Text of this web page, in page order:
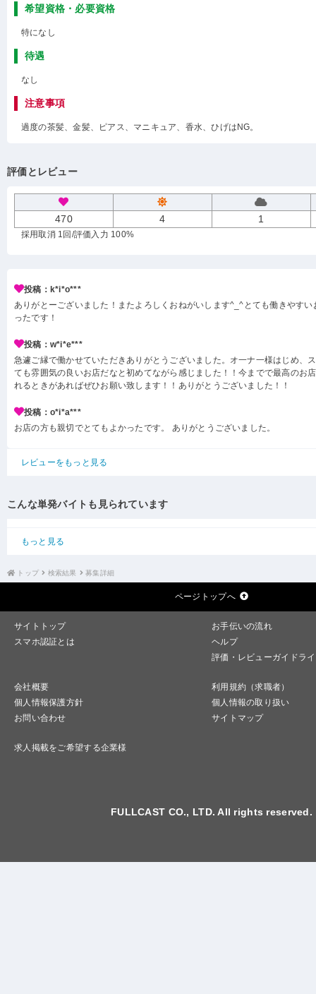
希望資格・必要資格
特になし
待遇
なし
注意事項
過度の茶髪、金髪、ピアス、マニキュア、香水、ひげはNG。
評価とレビュー
470 4 1
採用取消 1回 /評価入力 100%
投稿：k*i*o***
ありがとーございました！またよろしくおねがいします^_^とても働きやす
ったです！
投稿：w*i*e***
急遽ご縁で働かせていただきありがとうございました。オ一ナ一様はじめ、
ても雰囲気の良いお店だなと初めてながら感じました！！今までで最高のお
れるときがあればぜひお願い致します！！ありがとうございました！！
投稿：o*i*a***
お店の方も親切でとてもよかったです。 ありがとうございました。
レビューをもっと見る
こんな単発バイトも見られています
もっと見る
トップ 検索結果 募集詳細
ページトップへ
サイトトップ
お手伝いの流れ
スマホ認証とは
ヘルプ
評価・レビューガイドラ
会社概要
利用規約（求職者）
個人情報保護方針
個人情報の取り扱い
お問い合わせ
サイトマップ
求人掲載をご希望する企業様
FULLCAST CO., LTD. All rights reserved.